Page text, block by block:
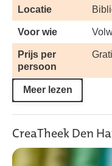
Locatie
Voor wie
Prijs per
persoon
Meer lezen
CreaTheek Den